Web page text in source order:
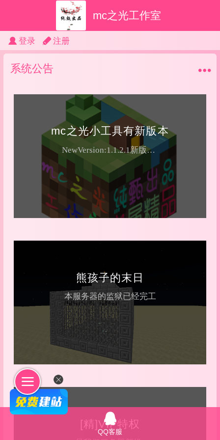
mc之光工作室
登录 注册
系统公告
mc之光小工具有新版本
NewVersion:1.1.2.1新版本，新UI新功能，新体验暂停对V1.1.2.1版本以下V1.0以上所有版本...
熊孩子的末日
本服务器的监狱已经完工
[精]VIP特权
QQ客服